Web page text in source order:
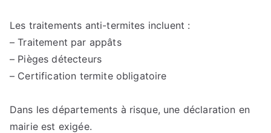
Les traitements anti-termites incluent :
– Traitement par appâts
– Pièges détecteurs
– Certification termite obligatoire
Dans les départements à risque, une déclaration en
mairie est exigée.